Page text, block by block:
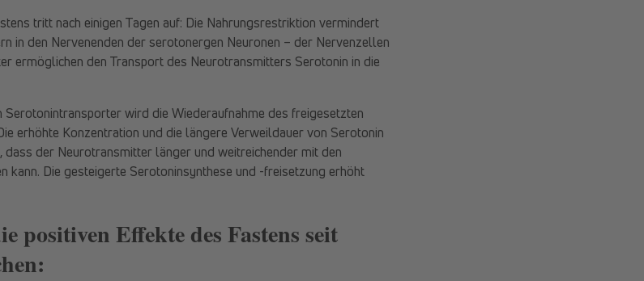
tritt nach einigen Tagen auf: Die Nahrungsrestriktion vermindert
in den Nervenenden der serotonergen Neuronen – der Nervenzellen
ermöglichen den Transport des Neurotransmitters Serotonin in die
wird die Wiederaufnahme des freigesetzten
erhöhte Konzentration und die längere Verweildauer von Serotonin
der Neurotransmitter länger und weitreichender mit den
kann. Die gesteigerte Serotoninsynthese und -freisetzung erhöht
positiven Effekte des Fastens seit